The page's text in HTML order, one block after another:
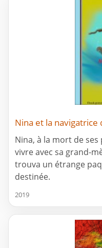
Nina et la navigatrice
Nina, à la mort de
vivre avec sa grand-
trouva un étrange
destinée.
2019